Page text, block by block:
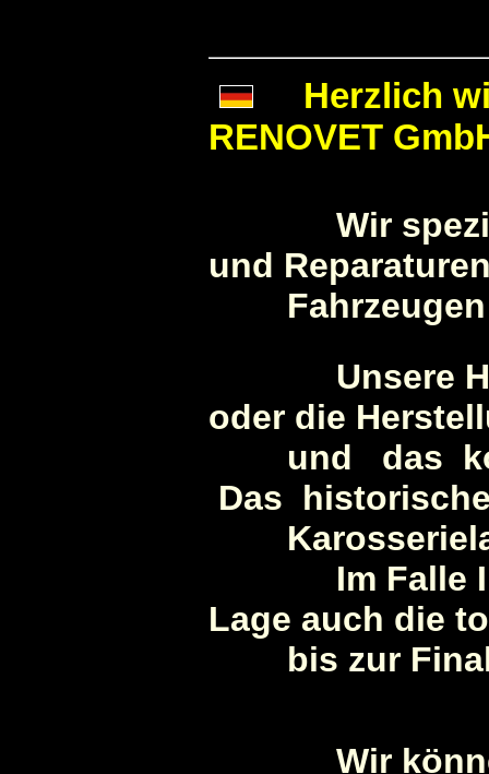
Herzlich
RENOVET
Wir
und
Fahrzeugen
Unsere
oder die
und das
Das
Im Falle
Lage auch die
bis zur
Wir können